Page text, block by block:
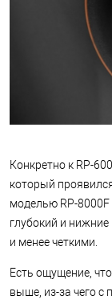
Конкретно к RP-
который
моделью RP-8000F
глубокий и
и менее четкими.
Есть ощущение,
выше, из-за чего с